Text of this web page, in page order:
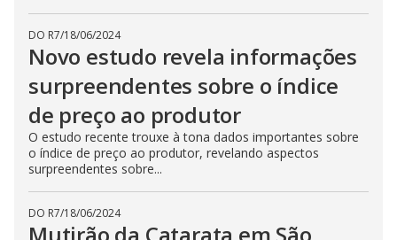
DO R7/18/06/2024
Novo estudo revela informações
surpreendentes sobre o índice
de preço ao produtor
O estudo recente trouxe à tona dados importantes sobre
o índice de preço ao produtor, revelando aspectos
surpreendentes sobre...
DO R7/18/06/2024
Mutirão da Catarata em São